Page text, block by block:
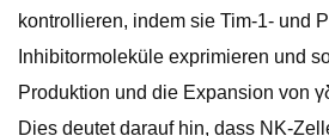
kontrollieren, indem sie Tim-1- und
Inhibitormoleküle exprimieren und
Produktion und die Expansion von
Dies deutet darauf hin, dass NK-